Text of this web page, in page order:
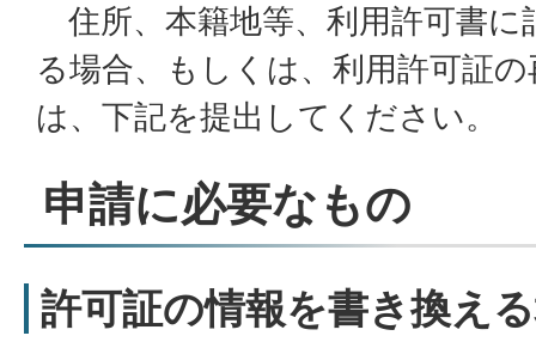
住所、本籍地等、利用許可書に
る場合、もしくは、利用許可証
は、下記を提出してください。
申請に必要なもの
許可証の情報を書き換え